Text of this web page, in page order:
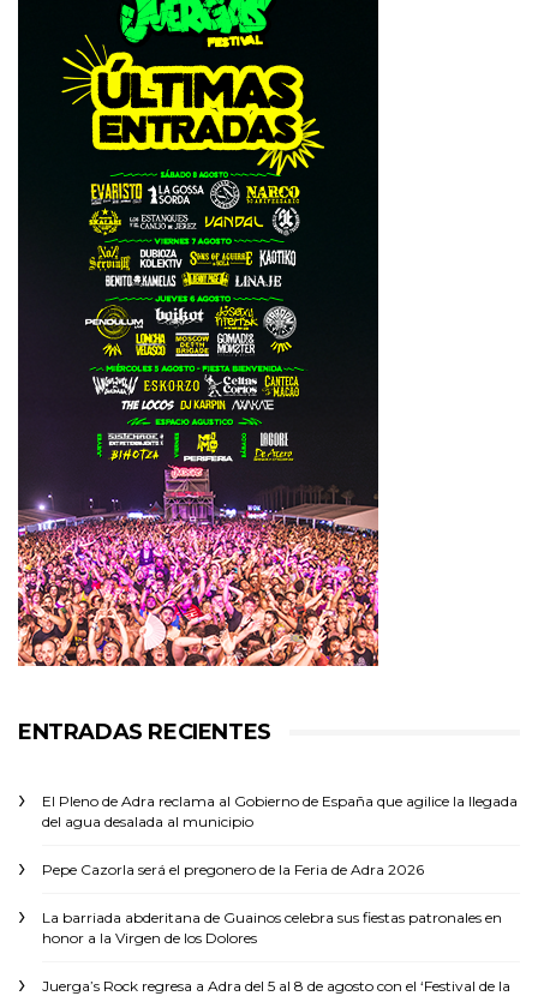
ENTRADAS RECIENTES
El Pleno de Adra reclama al Gobierno de España que agilice la llegada
del agua desalada al municipio
Pepe Cazorla será el pregonero de la Feria de Adra 2026
La barriada abderitana de Guainos celebra sus fiestas patronales en
honor a la Virgen de los Dolores
Juerga’s Rock regresa a Adra del 5 al 8 de agosto con el ‘Festival de la